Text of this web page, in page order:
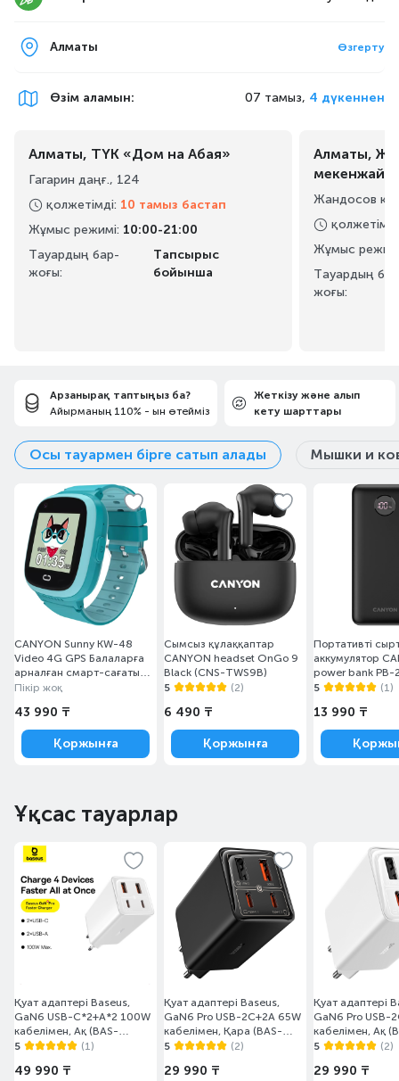
Алматы Өзгерту
Өзім аламын: 07 тамыз, 4 дүкеннен
Алматы, ТҮК «Дом на Абая»
Гагарин даңғ., 124
қолжетімді: 10 тамыз бастап
Жұмыс режимі: 10:00-21:00
Тауардың бар-
жоғы:
Тапсырыс
бойынша
Алматы,
Жандосов
қолжетімді
Жұмыс
Тауардың
жоғы:
Арзанырақ таптыңыз ба?
Айырманың 110% - ын өтейміз
Жеткізу және алып
кету шарттары
Осы тауармен бірге сатып алады Мышки и
CANYON Sunny KW-48
Video 4G GPS Балаларға
арналған смарт-сағаты
Blue (CNE-KW48BL)
Пікір жоқ
43 990 ₸
Қоржынға
Сымсыз құлаққаптар
CANYON headset OnGo 9
Black (CNS-TWS9B)
5
(2)
6 490 ₸
Қоржынға
Портативті
аккумулятор
power bank PB-
20000 mAh PD
5 (1)
13 990 ₸
Ұқсас тауарлар
Қуат адаптері Baseus,
GaN6 USB-C*2+A*2 100W
кабелімен, Ақ (BAS-
P1016270521200)
5 (1)
49 990 ₸
Қуат адаптері Baseus,
GaN6 Pro USB-2C+2A 65W
кабелімен, Қара (BAS-
P1016270111300)
5 (2)
29 990 ₸
Қуат адаптері
GaN6 Pro USB-
кабелімен, Ақ
5 (2)
29 990 ₸